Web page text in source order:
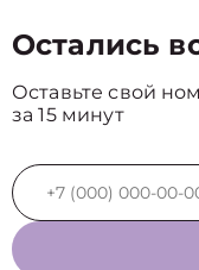
Остались
Оставьте свой
за 15 минут